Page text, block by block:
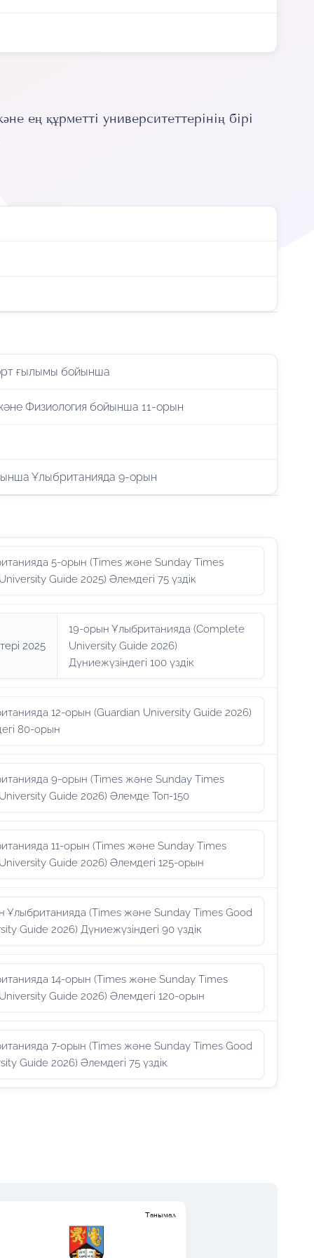
құрметті университеттерінің бірі
ғылымы бойынша
Физиология бойынша 11-орын
Ұлыбританияда 9-орын
5-орын (Times және Sunday Times
Guide 2025) Әлемдегі 75 үздік
2025
19-орын Ұлыбританияда (Complete
University Guide 2026)
Дүниежүзіндегі 100 үздік
12-орын (Guardian University Guide 2026)
80-орын
9-орын (Times және Sunday Times
Guide 2026) Әлемде Топ-150
11-орын (Times және Sunday Times
Guide 2026) Әлемдегі 125-орын
Ұлыбританияда (Times және Sunday Times Good
Guide 2026) Дүниежүзіндегі 90 үздік
14-орын (Times және Sunday Times
Guide 2026) Әлемдегі 120-орын
7-орын (Times және Sunday Times Good
Guide 2026) Әлемдегі 75 үздік
Танымал